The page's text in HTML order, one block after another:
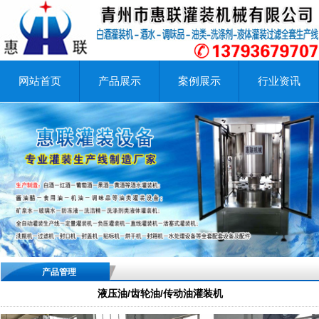
网站首页 产品展示 案例展示 行业资讯
产品管理
液压油/齿轮油/传动油灌装机